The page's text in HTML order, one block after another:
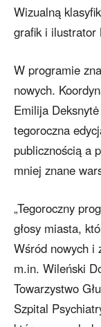
Wizualną
grafik i ilustrator
W programie
nowych.
Emilija
tegoroczna
publicznością a
mniej znane
„Tegoroczny
głosy miasta,
Wśród nowych i
m.in. Wileński
Towarzystwo
Szpital